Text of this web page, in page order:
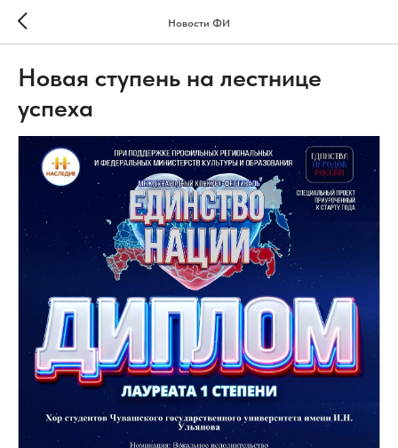
Новости ФИ
Новая ступень на лестнице
успеха